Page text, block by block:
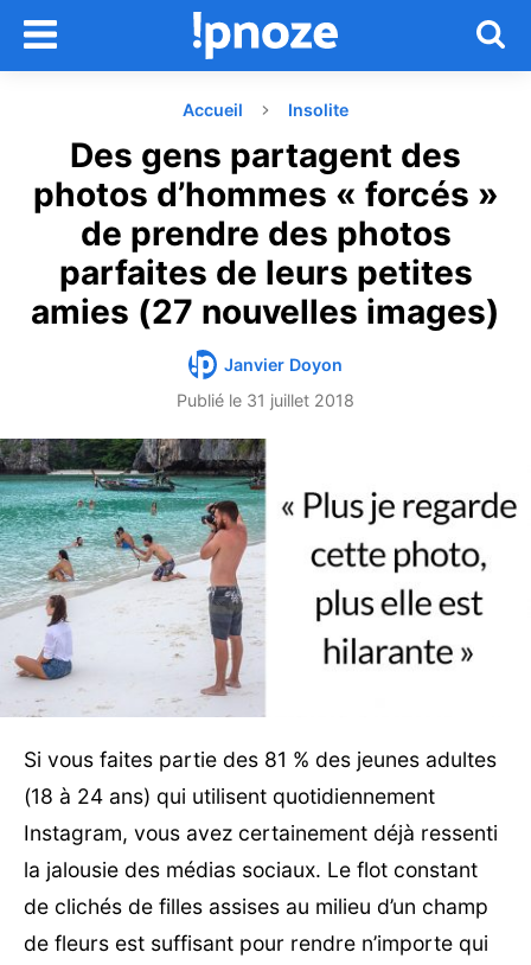
Accueil Insolite
Des gens partagent des
photos d’hommes « forcés »
de prendre des photos
parfaites de leurs petites
amies (27 nouvelles images)
Janvier Doyon
Publié le 31 juillet 2018
Si vous faites partie des 81 % des jeunes adultes
(18 à 24 ans) qui utilisent quotidiennement
Instagram, vous avez certainement déjà ressenti
la jalousie des médias sociaux. Le flot constant
de clichés de filles assises au milieu d’un champ
de fleurs est suffisant pour rendre n’importe qui